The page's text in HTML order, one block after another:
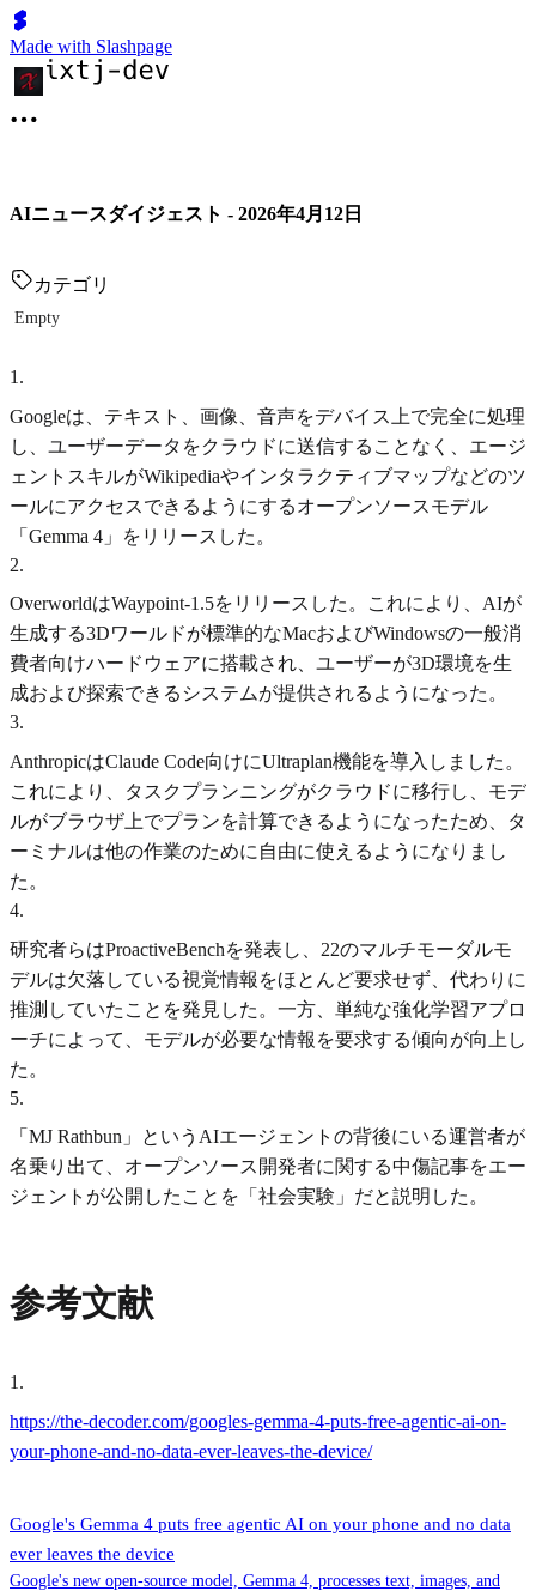
Made with Slashpage
AIニュースダイジェスト - 2026年4月12日
カテゴリ
Empty
1 .
Googleは、テキスト、画像、音声をデバイス上で完全に処理
し、ユーザーデータをクラウドに送信することなく、エージ
ェントスキルがWikipediaやインタラクティブマップなどのツ
ールにアクセスできるようにするオープンソースモデル
「Gemma 4」をリリースした。
2.
OverworldはWaypoint-1.5をリリースした。これにより、AIが
生成する3Dワールドが標準的なMacおよびWindowsの一般消
費者向けハードウェアに搭載され、ユーザーが3D環境を生
成および探索できるシステムが提供されるようになった。
3.
AnthropicはClaude Code向けにUltraplan機能を導入しました。
これにより、タスクプランニングがクラウドに移行し、モデ
ルがブラウザ上でプランを計算できるようになったため、タ
ーミナルは他の作業のために自由に使えるようになりまし
た。
4.
研究者らはProactiveBenchを発表し、22のマルチモーダルモ
デルは欠落している視覚情報をほとんど要求せず、代わりに
推測していたことを発見した。一方、単純な強化学習アプロ
ーチによって、モデルが必要な情報を要求する傾向が向上し
た。
5.
「MJ Rathbun」というAIエージェントの背後にいる運営者が
名乗り出て、オープンソース開発者に関する中傷記事をエー
ジェントが公開したことを「社会実験」だと説明した。
参考文献
1 .
https://the-decoder.com/googles-gemma-4-puts-free-agentic-ai-on-
your-phone-and-no-data-ever-leaves-the-device/
Google's Gemma 4 puts free agentic AI on your phone and no data
ever leaves the device
Google's new open-source model, Gemma 4, processes text, images, and